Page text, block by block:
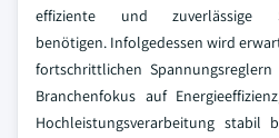
effiziente und zuverlässige
benötigen. Infolgedessen wird
fortschrittlichen
Branchenfokus auf
Hochleistungsverarbeitung stabil